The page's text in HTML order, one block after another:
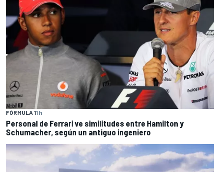
FÓRMULA 11 h
Personal de Ferrari ve similitudes entre Hamilton y
Schumacher, según un antiguo ingeniero